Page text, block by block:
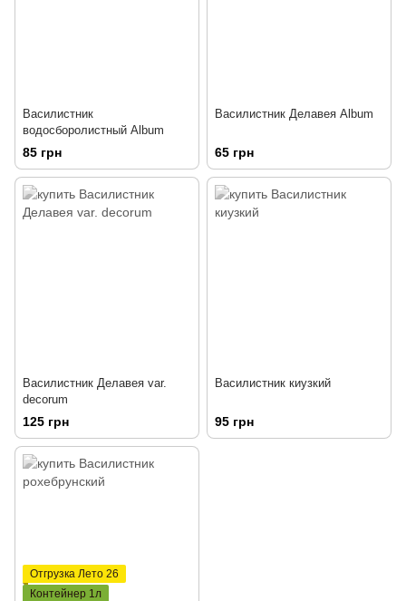
Василистник
водосборолистный Album
85 грн
Василистник Делавея Album
65 грн
Василистник Делавея var.
decorum
125 грн
Василистник киузкий
95 грн
Отгрузка Лето 26
Контейнер 1л